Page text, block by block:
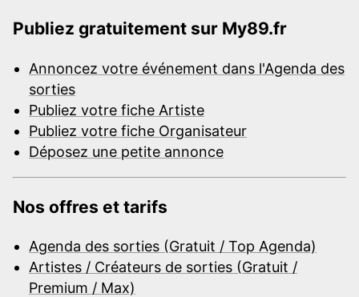
Publiez gratuitement sur My89.fr
Annoncez votre événement dans l'Agenda des
sorties
Publiez votre fiche Artiste
Publiez votre fiche Organisateur
Déposez une petite annonce
Nos offres et tarifs
Agenda des sorties (Gratuit / Top Agenda)
Artistes / Créateurs de sorties (Gratuit /
Premium / Max)